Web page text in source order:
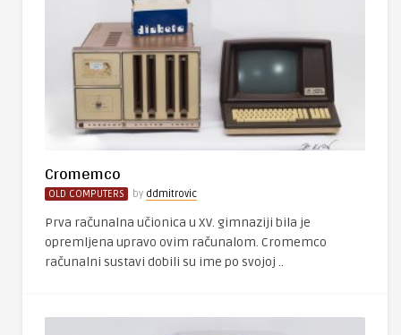
Cromemco
OLD COMPUTERS by ddmitrovic
Prva računalna učionica u XV. gimnaziji bila je
opremljena upravo ovim računalom. Cromemco
računalni sustavi dobili su ime po svojoj ..